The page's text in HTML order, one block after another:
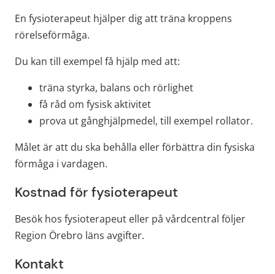
En fysioterapeut hjälper dig att träna kroppens
rörelseförmåga.
Du kan till exempel få hjälp med att:
träna styrka, balans och rörlighet
få råd om fysisk aktivitet
prova ut gånghjälpmedel, till exempel rollator.
Målet är att du ska behålla eller förbättra din fysiska
förmåga i vardagen.
Kostnad för fysioterapeut
Besök hos fysioterapeut eller på vårdcentral följer
Region Örebro läns avgifter.
Kontakt